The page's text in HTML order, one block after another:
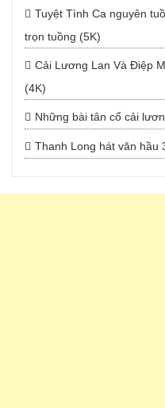
Tuyệt Tình Ca nguyên
trọn tuồng (5K)
Cải Lương Lan Và Điệp
(4K)
Những bài tân cổ cải
Thanh Long hát văn hầu